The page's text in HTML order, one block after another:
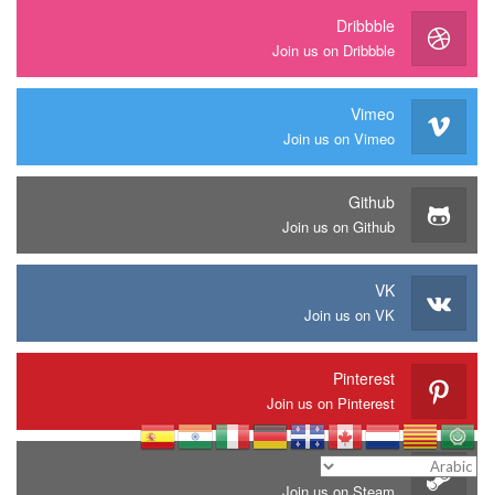
Dribbble
Join us on Dribbble
Vimeo
Join us on Vimeo
Github
Join us on Github
VK
Join us on VK
Pinterest
Join us on Pinterest